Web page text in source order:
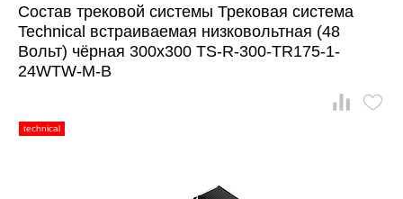
Состав трековой системы Трековая система
Technical встраиваемая низковольтная (48
Вольт) чёрная 300x300 TS-R-300-TR175-1-
24WTW-M-B
technical